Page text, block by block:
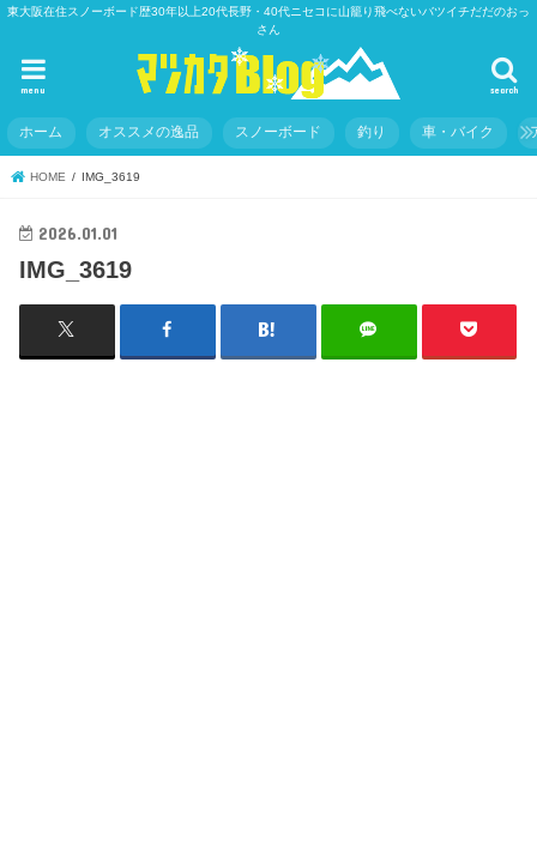
東大阪在住スノーボード歴30年以上20代長野・40代ニセコに山籠り飛べないバツイチだだのおっ
さん
search
menu
ホーム オススメの逸品 スノーボード 釣り 車・バイク
HOME IMG_3619
2026.01.01
IMG_3619